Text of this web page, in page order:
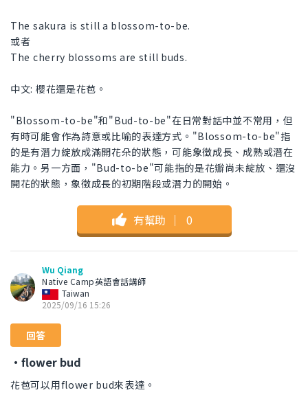
The sakura is still a blossom-to-be.
或者
The cherry blossoms are still buds.
中文: 櫻花還是花苞。
"Blossom-to-be"和"Bud-to-be"在日常對話中並不常用，但
有時可能會作為詩意或比喻的表達方式。"Blossom-to-be"指
的是有潛力綻放成滿開花朵的狀態，可能象徵成長、成熟或潛在
能力。另一方面，"Bud-to-be"可能指的是花瓣尚未綻放、還沒
開花的狀態，象徵成長的初期階段或潛力的開始。
有幫助 ｜ 0
Wu Qiang
Native Camp英語會話講師
Taiwan
2025/09/16 15:26
回答
・flower bud
花苞可以用flower bud來表達。